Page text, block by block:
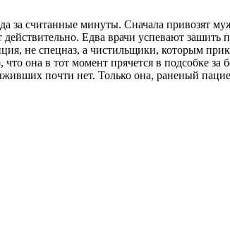
считанные минуты. Сначала привозят
Едва врачи успевают
не спецназ, а чистильщики, которым
она в тот момент прячется в подсобке
почти нет. Только она, раненый